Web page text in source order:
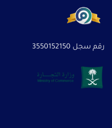
رقم سجل 3550152150